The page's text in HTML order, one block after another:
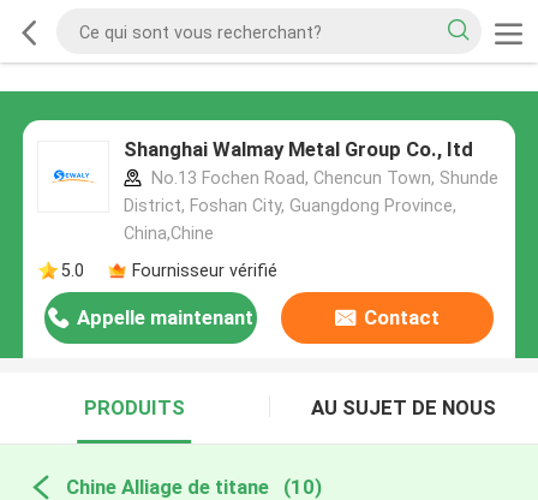
Shanghai Walmay Metal Group Co., Itd
No.13 Fochen Road, Chencun Town, Shunde
District, Foshan City, Guangdong Province,
China,Chine
5.0
Fournisseur vérifié
Appelle maintenant Contact
PRODUITS AU SUJET DE NOUS
Chine Alliage de titane (10)